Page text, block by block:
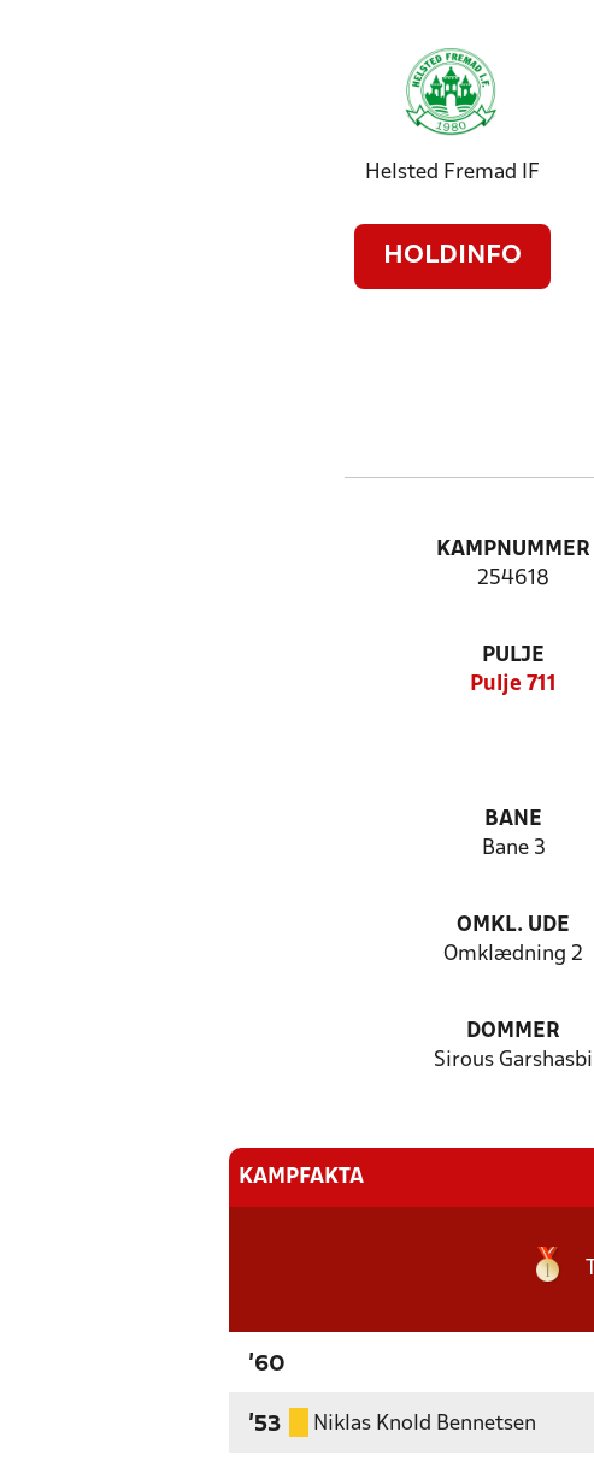
Helsted Fremad IF
HOLDINFO
KAMPNUMMER
254618
PULJE
Pulje 711
BANE
Bane 3
OMKL. UDE
Omklædning 2
DOMMER
Sirous Garshasbi
KAMPFAKTA
'60
'53 Niklas Knold Bennetsen